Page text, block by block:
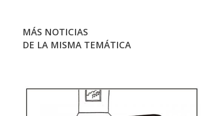
MÁS NOTICIAS
DE LA MISMA TEMÁTICA